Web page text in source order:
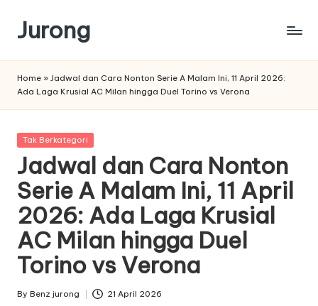
content
Jurong
Home » Jadwal dan Cara Nonton Serie A Malam Ini, 11 April 2026:
Ada Laga Krusial AC Milan hingga Duel Torino vs Verona
Posted
Tak Berkategori
Jadwal dan Cara Nonton
Serie A Malam Ini, 11 April
2026: Ada Laga Krusial
AC Milan hingga Duel
Torino vs Verona
Posted
By Benz jurong 21 April 2026